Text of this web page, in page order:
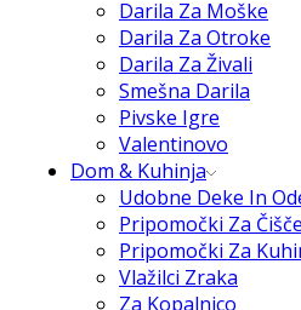
Darila Za Moške
Darila Za Otroke
Darila Za Živali
Smešna Darila
Pivske Igre
Valentinovo
Dom & Kuhinja
Udobne Deke In
Pripomočki Za
Pripomočki Za
Vlažilci Zraka
Za Kopalnico